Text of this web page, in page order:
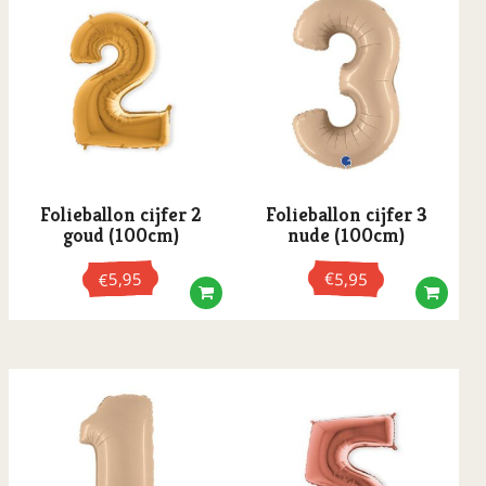
Folieballon cijfer 2
goud (100cm)
€5,95
Folieballon cijfer 3
nude (100cm)
€5,95